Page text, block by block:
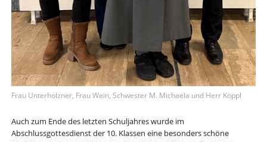
Frau Unterholzner, Frau Wein, Schwester M. Michaela und Herr Köppl
Auch zum Ende des letzten Schuljahres wurde im
Abschlussgottesdienst der 10. Klassen eine besonders schöne